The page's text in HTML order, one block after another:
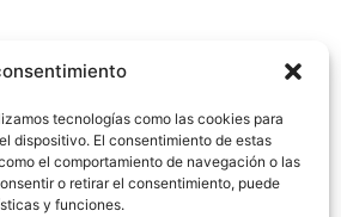
tecnologías como las cookies para
dispositivo. El consentimiento de estas
el comportamiento de navegación o las
o retirar el consentimiento, puede
y funciones.